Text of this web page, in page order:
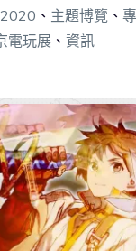
、 主題博覽 、
電玩展 、 資訊